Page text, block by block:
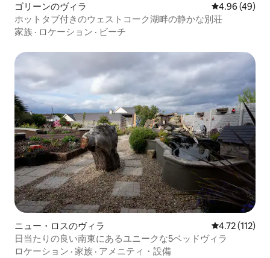
ゴリーンのヴィラ レビュー49
4.96 (49)
ホットタブ付きのウェストコーク湖畔の静かな別荘
家族 · ロケーション · ビーチ
ニュー・ロスのヴィラ レビュー112
4.72 (112)
日当たりの良い南東にあるユニークな5ベッドヴィラ
ロケーション · 家族 · アメニティ・設備